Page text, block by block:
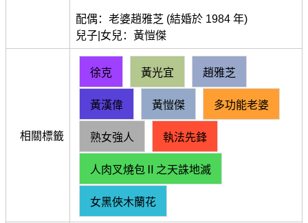
配偶：老婆趙雅芝 (結婚於 1984 年)
兒子|女兒：黃愷傑
相關標籤
徐克 黃光宜 趙雅芝
黃漢偉 黃愷傑 多功能老婆
熟女強人 執法先鋒
人肉叉燒包Ⅱ之天誅地滅
女黑俠木蘭花